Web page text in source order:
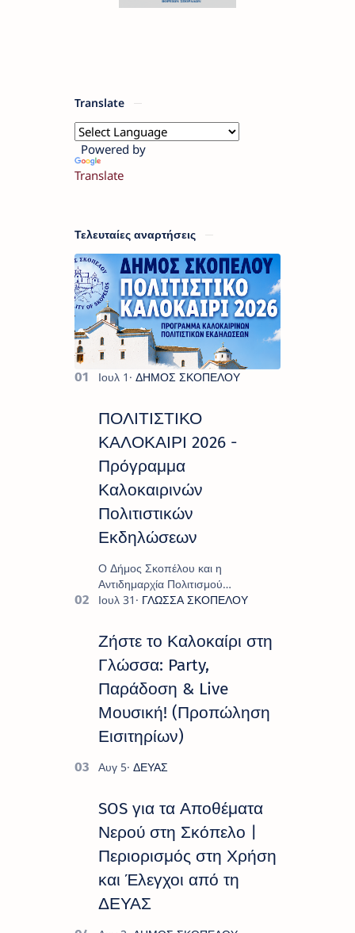
Translate
Powered by
Translate
Τελευταίες αναρτήσεις
ΠΟΛΙΤΙΣΤΙΚΟ
ΚΑΛΟΚΑΙΡΙ 2026 -
Πρόγραμμα
Καλοκαιρινών
Πολιτιστικών
Εκδηλώσεων
Ο Δήμος Σκοπέλου και η
Αντιδημαρχία Πολιτισμού
παρουσιάζουν το πρόγραμμα «
πλούσιο και πολυσυλλεκτικό
πρόγραμμα εκδ…
Ζήστε το Καλοκαίρι στη
Γλώσσα: Party,
Παράδοση & Live
Μουσική! (Προπώληση
Εισιτηρίων)
SOS για τα Αποθέματα
Νερού στη Σκόπελο |
Περιορισμός στη Χρήση
και Έλεγχοι από τη
ΔΕΥΑΣ